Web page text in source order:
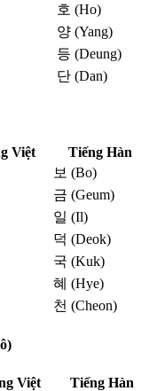
호 (Ho)
양 (Yang)
등 (Deung)
단 (Dan)
Việt
Tiếng Hàn
보 (Bo)
금 (Geum)
일 (Il)
덕 (Deok)
국 (Kuk)
혜 (Hye)
천 (Cheon)
Việt
Tiếng Hàn